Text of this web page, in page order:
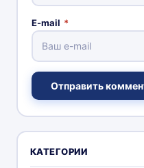
E-mail *
Отправить
КАТЕГОРИИ